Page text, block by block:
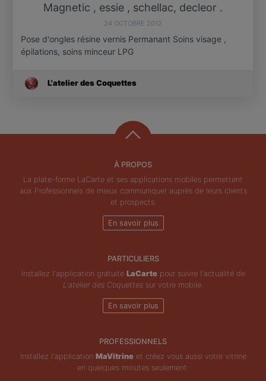
Magnetic , essie , schellac, decleor .
24 OCTOBRE 2012
Pose d'ongles résine vernis Permanant Soins visage ,
épilations, soins minceur LPG
L'atelier des Coquettes
À PROPOS
La plate-forme LaCarte et ses applications mobiles permettent
aux Professionnels de mieux communiquer auprès de leurs clients
et prospects.
En savoir plus
PARTICULIERS
Installez l'application gratuite LaCartepour suivre l'actualité de
L'atelier des Coquettes sur votre mobile.
En savoir plus
PROFESSIONNELS
Installez l'application MaVitrineet créez vous aussi votre vitrine
en quelques minutes seulement.